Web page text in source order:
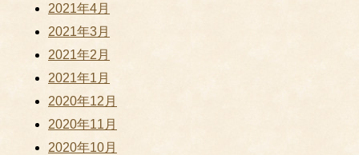
2021年4月
2021年3月
2021年2月
2021年1月
2020年12月
2020年11月
2020年10月